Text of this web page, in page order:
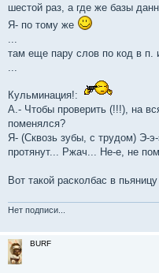
шестой раз, а где же базы
Я- по тому же
...
там еще пару слов по код в п.
...
Кульминация!:
А.- Чтобы проверить (!!!), на
поменялся?
Я- (Сквозь зубы, с трудом) Э-
протянут... Ржач... Не-е, не
Вот такой расколбас в
Нет подписи...
BURF